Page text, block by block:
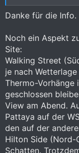
Danke für die Info.
Noch ein Aspekt
Site:
Walking Street
je nach
Thermo-Vorhänge
geschlossen
View am Abend.
Pattaya auf der
den auf der
Hilton Side (Nord-
Schatten.